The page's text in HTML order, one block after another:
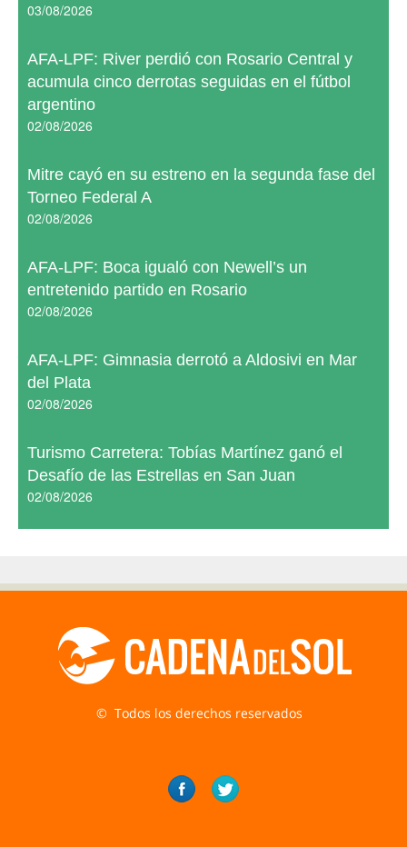
03/08/2026
AFA-LPF: River perdió con Rosario Central y
acumula cinco derrotas seguidas en el fútbol
argentino
02/08/2026
Mitre cayó en su estreno en la segunda fase del
Torneo Federal A
02/08/2026
AFA-LPF: Boca igualó con Newell’s un
entretenido partido en Rosario
02/08/2026
AFA-LPF: Gimnasia derrotó a Aldosivi en Mar
del Plata
02/08/2026
Turismo Carretera: Tobías Martínez ganó el
Desafío de las Estrellas en San Juan
02/08/2026